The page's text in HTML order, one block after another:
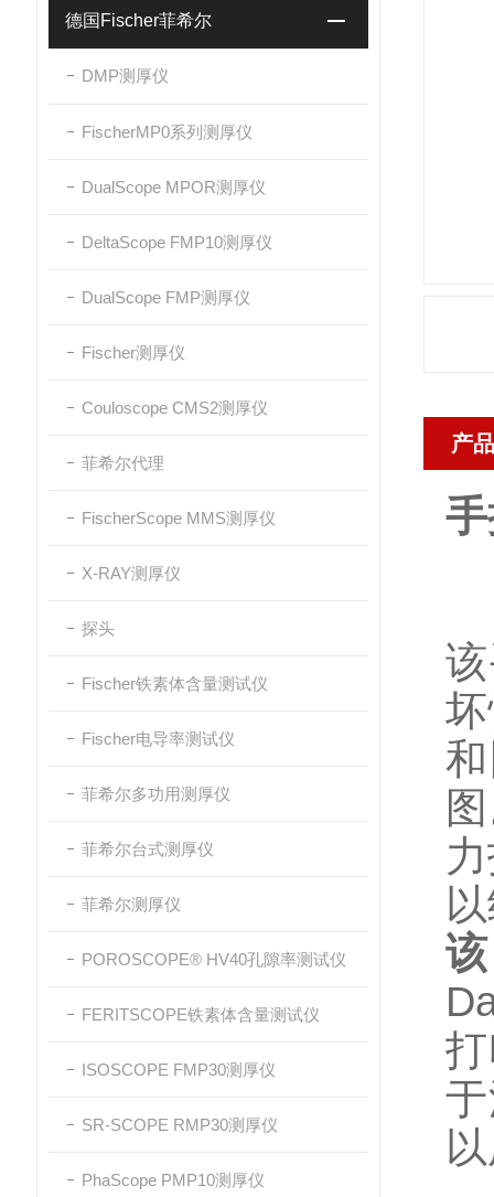
德国Fischer菲希尔
DMP测厚仪
FischerMP0系列测厚仪
DualScope MPOR测厚仪
DeltaScope FMP10测厚仪
DualScope FMP测厚仪
Fischer测厚仪
Couloscope CMS2测厚仪
菲希尔代理
FischerScope MMS测厚仪
X-RAY测厚仪
探头
Fischer铁素体含量测试仪
Fischer电导率测试仪
菲希尔多功用测厚仪
菲希尔台式测厚仪
菲希尔测厚仪
POROSCOPE® HV40孔隙率测试仪
FERITSCOPE铁素体含量测试仪
ISOSCOPE FMP30测厚仪
SR-SCOPE RMP30测厚仪
PhaScope PMP10测厚仪
产